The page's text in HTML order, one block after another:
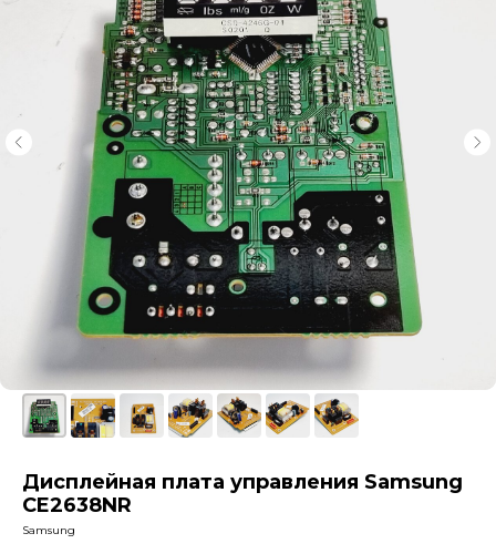
Дисплейная плата управления Samsung
CE2638NR
Samsung